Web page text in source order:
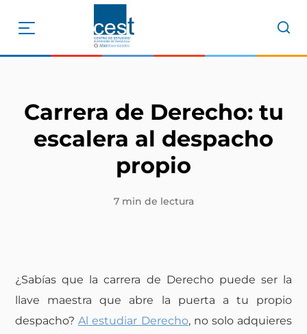
Carrera de Derecho: tu
escalera al despacho
propio
7 min de lectura
¿Sabías que lacarrera de Derechopuede ser la
llave maestra que abre la puerta a tu propio
despacho?Al estudiar Derecho, no solo adquieres